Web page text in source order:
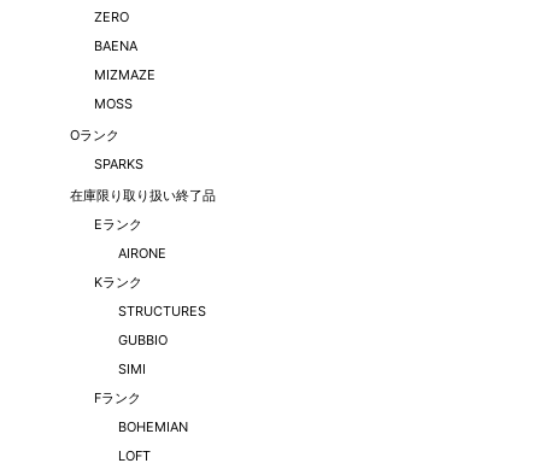
ZERO
BAENA
MIZMAZE
MOSS
Oランク
SPARKS
在庫限り取り扱い終了品
Eランク
AIRONE
Kランク
STRUCTURES
GUBBIO
SIMI
Fランク
BOHEMIAN
LOFT